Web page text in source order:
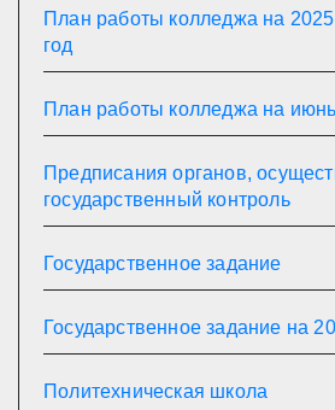
План работы колледжа на
год
План работы колледжа на
Предписания органов,
государственный контроль
Государственное задание
Государственное задание на
Политехническая школа